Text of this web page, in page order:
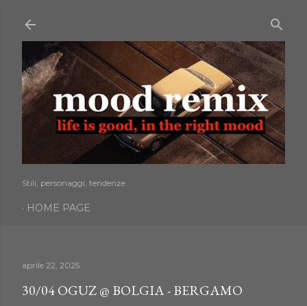
Stili, personaggi, tendenze
HOME PAGE
aprile 22, 2025
30/04 OGUZ @ BOLGIA - BERGAMO